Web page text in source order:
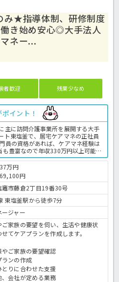
み★指導体制、研修制度
き始め安心◎大手法人
ネー...
者歓迎 残業少なめ
イント！
主に訪問介護事業所を展開する大手
ト東塩釜で、居宅ケアマネの正社員
員の資格があれば、ケアマネ経験は
も豊富なので年収330万円以上可能♪
サポートしてくれます。またスーパ
ますので安心♬法人内では合同勉強
活用した情報交換も行っています。
務に応募してみませんんか？居宅介
ー業務全般です。 ＜ケアマネージャ
の求人＞
万円
円
竈市藤倉2丁目19番30号
東塩釜駅から徒歩7分
ジャー
ご家族の要望を伺い、生活や健康状
てケアプランを作成します。
ご家族の要望確認
ンの作成
りに合わせた支援
会社が定める業務